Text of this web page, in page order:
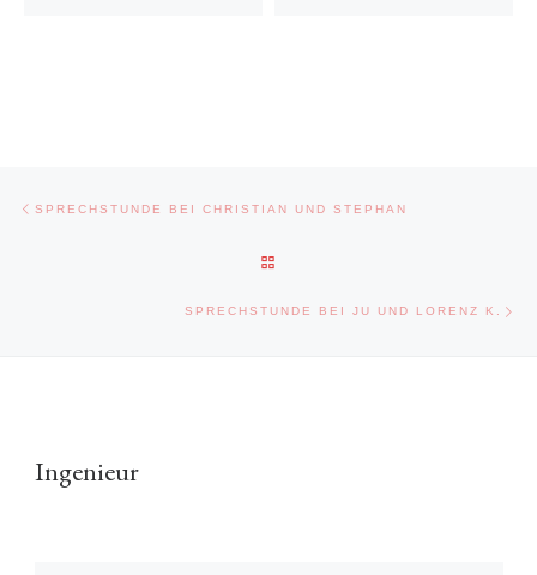
Beitragsnavigation
SPRECHSTUNDE BEI CHRISTIAN UND STEPHAN
SPRECHSTUNDE BEI JU UND LORENZ K.
Ingenieur